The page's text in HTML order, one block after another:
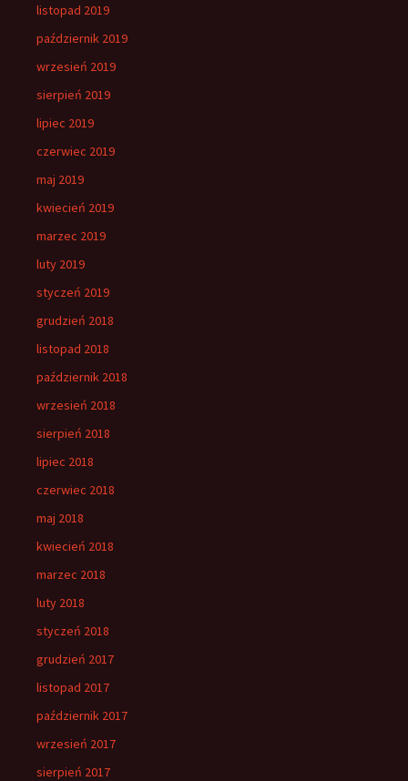
listopad 2019
październik 2019
wrzesień 2019
sierpień 2019
lipiec 2019
czerwiec 2019
maj 2019
kwiecień 2019
marzec 2019
luty 2019
styczeń 2019
grudzień 2018
listopad 2018
październik 2018
wrzesień 2018
sierpień 2018
lipiec 2018
czerwiec 2018
maj 2018
kwiecień 2018
marzec 2018
luty 2018
styczeń 2018
grudzień 2017
listopad 2017
październik 2017
wrzesień 2017
sierpień 2017